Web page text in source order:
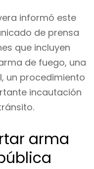
informó este
de prensa
que incluyen
de fuego, una
un procedimiento
incautación
arma